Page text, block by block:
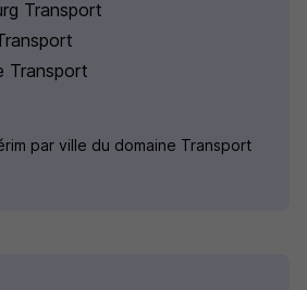
Transport
Transport
par ville du domaine Transport